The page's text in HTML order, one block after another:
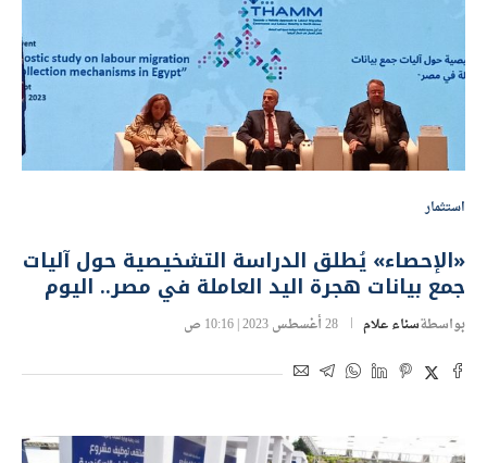
استثمار
«الإحصاء» يُطلق الدراسة التشخيصية حول آليات
جمع بيانات هجرة اليد العاملة في مصر.. اليوم
بواسطةسناء علام 28 أغسطس 2023 | 10:16 ص